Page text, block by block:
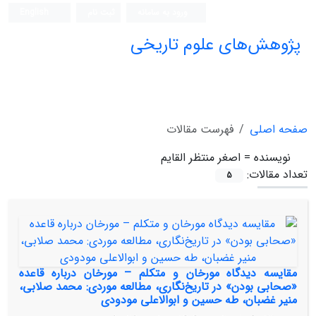
پژوهش‌های علوم تاریخی
صفحه اصلی
فهرست مقالات
نویسنده = اصغر منتظر القایم
تعداد مقالات:
5
مقایسه دیدگاه مورخان و متکلم – مورخان در‌باره قاعده
«صحابی بودن» در تاریخ‌نگاری، مطالعه موردی: محمد صلابی،
منیر غضبان، طه حسین و ابوالاعلی مودودی